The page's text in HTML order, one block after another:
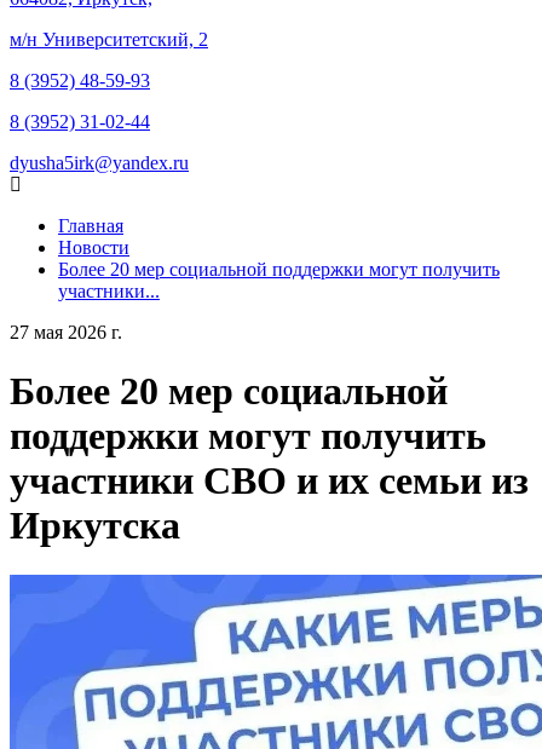
м/н Университетский, 2
8 (3952) 48-59-93
8 (3952) 31-02-44
dyusha5irk@yandex.ru
Главная
Новости
Более 20 мер социальной поддержки могут получить
участники...
27 мая 2026 г.
Более 20 мер социальной
поддержки могут получить
участники СВО и их семьи из
Иркутска